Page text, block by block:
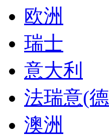
欧洲
瑞士
意大利
法瑞意(
澳洲